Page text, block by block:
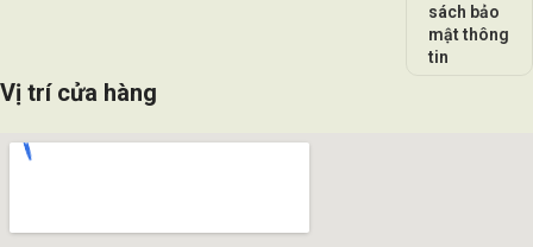
sách bảo
mật thông
tin
Vị trí cửa hàng